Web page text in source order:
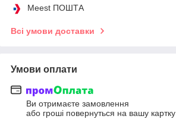
Meest ПОШТА
Всі умови доставки
Умови оплати
Ви отримаєте замовлення
або гроші повернуться на вашу картку